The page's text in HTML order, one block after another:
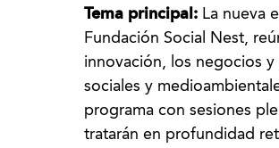
Tema principal: La nueva
Fundación Social Nest,
innovación, los negocios
sociales y
programa con sesiones
tratarán en profundidad